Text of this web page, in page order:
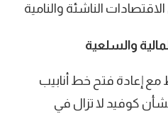
الناشئة والنامية
والسلعية
مع إعادة فتح خط أنابيب
كوفيد لا تزال في